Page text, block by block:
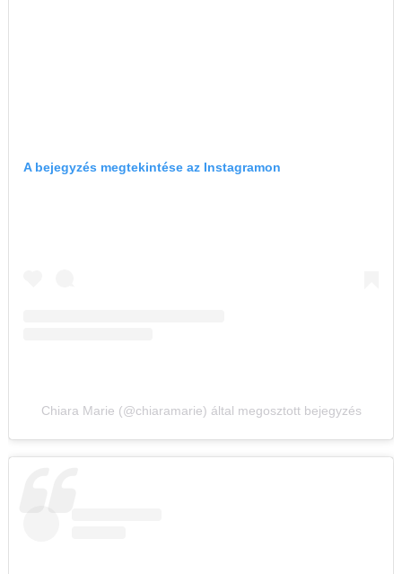
A bejegyzés megtekintése az Instagramon
Chiara Marie (@chiaramarie) által megosztott bejegyzés